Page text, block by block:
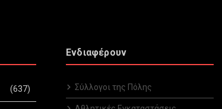
(637)
Ενδιαφέρουν
Σύλλογοι της Πόλης